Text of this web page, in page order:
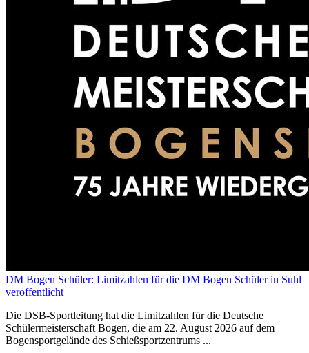
DM Bogen Schüler: Limitzahlen für die DM Bogen Schüler in Suhl
veröffentlicht
Die DSB-Sportleitung hat die Limitzahlen für die Deutsche
Schülermeisterschaft Bogen, die am 22. August 2026 auf dem
Bogensportgelände des Schießsportzentrums ...